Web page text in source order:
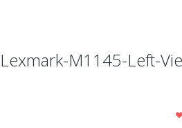
Lexmark-M1145-Left-